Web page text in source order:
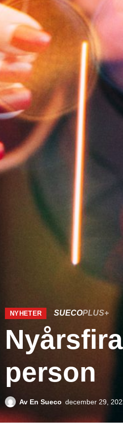
NYHETER SUECOPLUS+
person
Av En Sueco december 29,